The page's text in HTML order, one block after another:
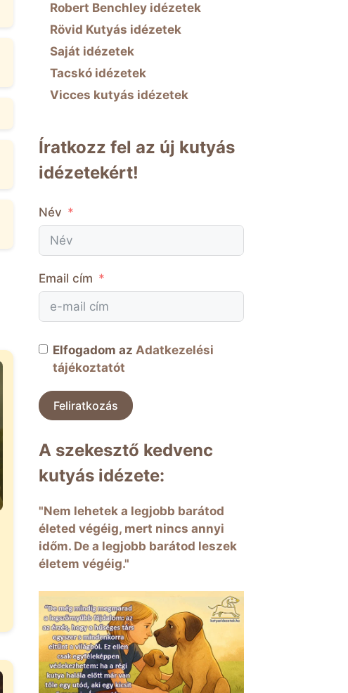
Robert Benchley idézetek
Rövid Kutyás idézetek
Saját idézetek
Tacskó idézetek
Vicces kutyás idézetek
Íratkozz fel az új kutyás
idézetekért!
Név
Email cím
Elfogadom az Adatkezelési
tájékoztatót
Feliratkozás
A szekesztő kedvenc
kutyás idézete:
"Nem lehetek a legjobb barátod
életed végéig, mert nincs annyi
időm. De a legjobb barátod leszek
életem végéig."